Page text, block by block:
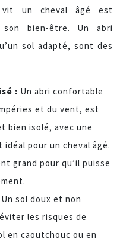
vit un cheval âgé est
bien-être. Un abri
sol adapté, sont des
: Un abri confortable
et du vent, est
bien isolé, avec une
pour un cheval âgé.
grand pour qu’il puisse
Un sol doux et non
les risques de
en caoutchouc ou en